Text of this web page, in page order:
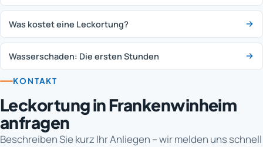
Was kostet eine Leckortung?
Wasserschaden: Die ersten Stunden
KONTAKT
Leckortung in Frankenwinheim
anfragen
Beschreiben Sie kurz Ihr Anliegen – wir melden uns schnell